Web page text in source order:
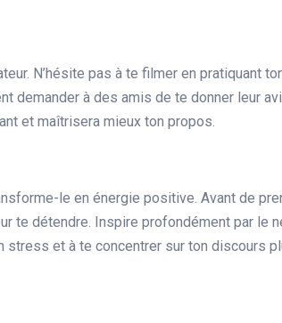
N’hésite pas à te filmer en pratiquant
demander à des amis de te donner leur
et maîtrisera mieux ton propos.
le en énergie positive. Avant de
te détendre. Inspire profondément par le
stress et à te concentrer sur ton discours